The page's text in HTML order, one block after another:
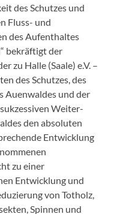
des Schutzes und
Fluss- und
des Aufenthaltes
bekräftigt der
zu Halle (Saale) e.V. –
des Schutzes, des
Auenwaldes und der
Weiter-
den absoluten
Entwicklung
zu einer
Entwicklung und
von Totholz,
Spinnen und